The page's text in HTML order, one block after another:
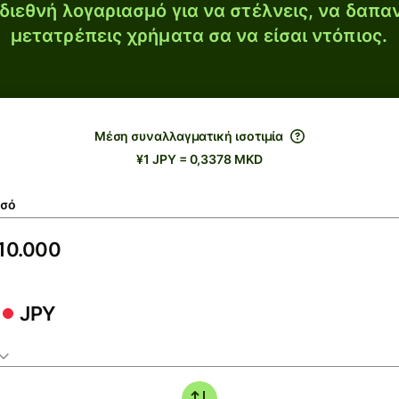
λογαριασμό για να στέλνεις, να
μετατρέπεις χρήματα σα να είσαι ντόπιος.
Μέση συναλλαγματική ισοτιμία
¥1 JPY = 0,3378 MKD
JPY